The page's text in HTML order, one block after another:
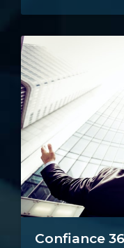
Confiance